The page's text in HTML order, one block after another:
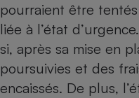
pourraient être
liée à l’état
si, après sa mise en
poursuivies et des
encaissés. De plus,